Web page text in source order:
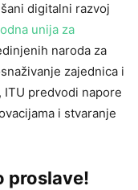
digitalni razvoj
unija za
naroda za
zajednica i
predvodi napore
i stvaranje
proslave!